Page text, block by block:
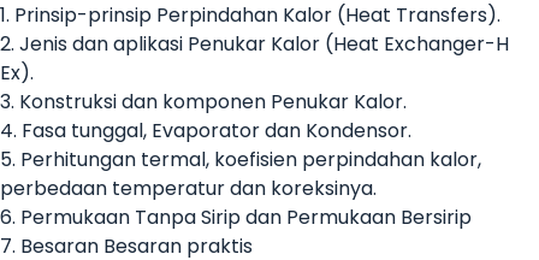
1. Prinsip-prinsip Perpindahan Kalor (Heat Transfers).
2. Jenis dan aplikasi Penukar Kalor (Heat Exchanger-H
Ex).
3. Konstruksi dan komponen Penukar Kalor.
4. Fasa tunggal, Evaporator dan Kondensor.
5. Perhitungan termal, koefisien perpindahan kalor,
perbedaan temperatur dan koreksinya.
6. Permukaan Tanpa Sirip dan Permukaan Bersirip
7. Besaran Besaran praktis